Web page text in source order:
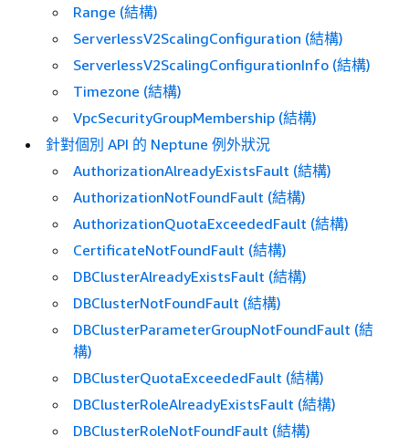
Range (結構)
ServerlessV2ScalingConfiguration (結構)
ServerlessV2ScalingConfigurationInfo (結構)
Timezone (結構)
VpcSecurityGroupMembership (結構)
針對個別 API 的 Neptune 例外狀況
AuthorizationAlreadyExistsFault (結構)
AuthorizationNotFoundFault (結構)
AuthorizationQuotaExceededFault (結構)
CertificateNotFoundFault (結構)
DBClusterAlreadyExistsFault (結構)
DBClusterNotFoundFault (結構)
DBClusterParameterGroupNotFoundFault (結
構)
DBClusterQuotaExceededFault (結構)
DBClusterRoleAlreadyExistsFault (結構)
DBClusterRoleNotFoundFault (結構)